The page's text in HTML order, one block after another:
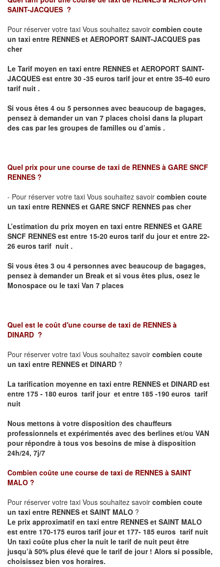
SAINT-JACQUES ?
Pour réserver votre taxi Vous souhaitez savoir combien coute
un taxi entre RENNES et AEROPORT SAINT-JACQUES pas
cher
Le Tarif moyen en taxi entre RENNES et AEROPORT SAINT-
JACQUES est entre 30 -35 euros tarif jour et entre 35-40 euro
tarif nuit .
Si vous êtes 4 ou 5 personnes avec beaucoup de bagages,
pensez à demander un van 7 places choisi dans la plupart
des cas par les groupes de familles ou d’amis .
Quel prix pour une course de taxi de RENNES à GARE SNCF
RENNES ?
- Pour réserver votre taxi Vous souhaitez savoir combien coute
un taxi entre RENNES et GARE SNCF RENNES pas cher
L’estimation du prix moyen en taxi entre RENNES et GARE
SNCF RENNES est entre 15-20 euros tarif du jour et entre 22-
26 euros tarif nuit .
Si vous êtes 3 ou 4 personnes avec beaucoup de bagages,
pensez à demander un Break et si vous êtes plus, osez le
Monospace ou le taxi Van 7 places
Quel est le coût d'une course de taxi de RENNES à
DINARD ?
Pour réserver votre taxi Vous souhaitez savoir combien coute
un taxi entre RENNES et DINARD ?
La tarification moyenne en taxi entre RENNES et DINARD est
entre 175 - 180 euros tarif jour et entre 185 -190 euros tarif
nuit
Nous mettons à votre disposition des chauffeurs
professionnels et expérimentés avec des berlines et/ou VAN
pour répondre à tous vos besoins de mise à disposition
24h/24, 7j/7
Combien coûte une course de taxi de RENNES à SAINT
MALO ?
Pour réserver votre taxi Vous souhaitez savoir combien coute
un taxi entre RENNES et SAINT MALO ?
Le prix approximatif en taxi entre RENNES et SAINT MALO
est entre 170-175 euros tarif jour et 177- 185 euros tarif nuit
Un taxi coûte plus cher la nuit le tarif de nuit peut être
jusqu’à 50% plus élevé que le tarif de jour ! Alors si possible,
choisissez bien vos horaires.